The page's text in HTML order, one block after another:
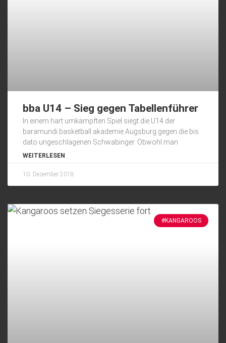
bba U14 – Sieg gegen Tabellenführer
In einem hart umkämpften Spiel siegt die U14 der
baramundi basketball akademie Augsburg gegen die bis
dato ungeschlagenen Schwabinger. Obwohl man
WEITERLESEN
10. Dezember 2018
#KANGAROOS